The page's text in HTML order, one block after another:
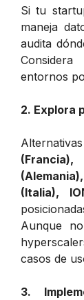
Si tu
maneja
audita
entornos
2. Explora
(Italia),
Aunque
casos de
3.